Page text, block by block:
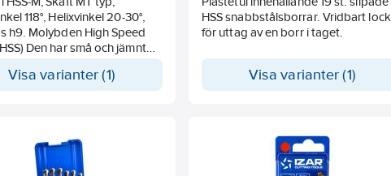
118°, Helixvinkel 20-30°,
h9. Molybden High Speed
Den har små och jämnt
Lämpigt till: Stål (N/mm2) <
mm Borrlängd:108 mm
mm Borrlängd:120 mm
Visa varianter (1)
HSS snabbstålsborrar. Vridbart lock
för uttag av en borr i taget.
Visa varianter (1)